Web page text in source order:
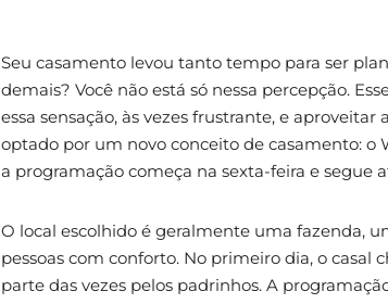
Seu casamento levou tanto tempo para ser
demais? Você não está só nessa percepção.
essa sensação, às vezes frustrante, e
optado por um novo conceito de casamento:
a programação começa na sexta-feira e segue
O local escolhido é geralmente uma fazenda,
pessoas com conforto. No primeiro dia, o
parte das vezes pelos padrinhos. A